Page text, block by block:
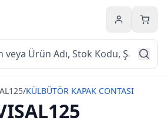
Hesabım
/KÜLBÜTÖR KAPAK CONTASI